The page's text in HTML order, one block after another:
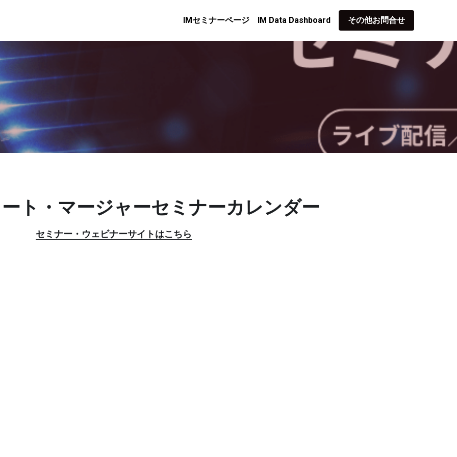
IMセミナーページ IM Data Dashboard その他お問合せ
ト・マージャーセミナーカレンダー
セミナー・ウェビナーサイトはこちら